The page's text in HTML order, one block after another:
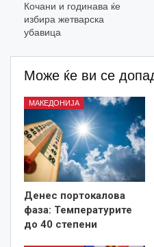
Кочани и годинава ќе
избира жетварска
убавица
Може ќе ви се
МАКЕДОНИЈА
Денес портокалова
фаза: Температурите
до 40 степени